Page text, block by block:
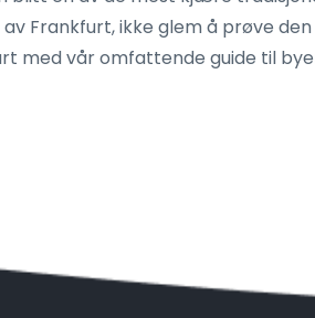
Frankfurt, ikke glem å prøve
med vår omfattende guide til